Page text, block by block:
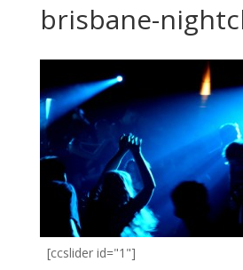
brisbane-
[ccslider id="1"]